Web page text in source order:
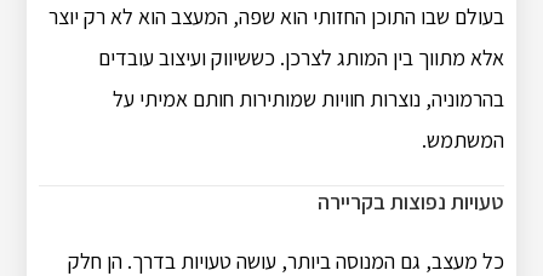
בעולם שבו התוכן החזותי הוא שפה, המעצב הוא לא רק יוצר
אלא מתווך בין המותג לצרכן. כששיווק ועיצוב עובדים
בהרמוניה, נוצרות חוויות שמותירות חותם אמיתי על
המשתמש.
טעויות נפוצות בקריירה
כל מעצב, גם המנוסה ביותר, עושה טעויות בדרך. הן חלק